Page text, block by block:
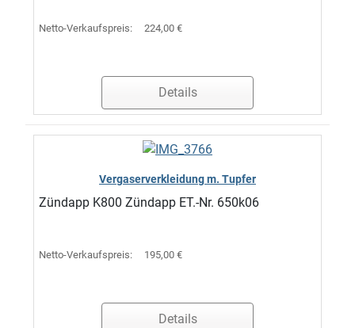
Netto-Verkaufspreis: 224,00 €
Details
Vergaserverkleidung m. Tupfer
Zündapp K800 Zündapp ET.-Nr. 650k06
Netto-Verkaufspreis: 195,00 €
Details